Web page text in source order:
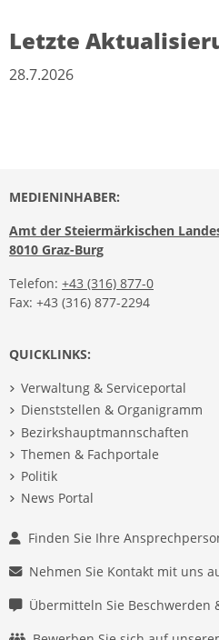
Letzte
28.7.2026
MEDIENINHABER:
Amt der Steiermärkischen
8010 Graz-Burg
Telefon: +43 (316) 877-0
Fax: +43 (316) 877-2294
QUICKLINKS:
Verwaltung & Serviceportal
Dienststellen & Organigramm
Bezirkshauptmannschaften
Themen & Fachportale
Politik
News Portal
Finden Sie Ihre
Nehmen Sie Kontakt mit uns
Übermitteln Sie Beschwerden